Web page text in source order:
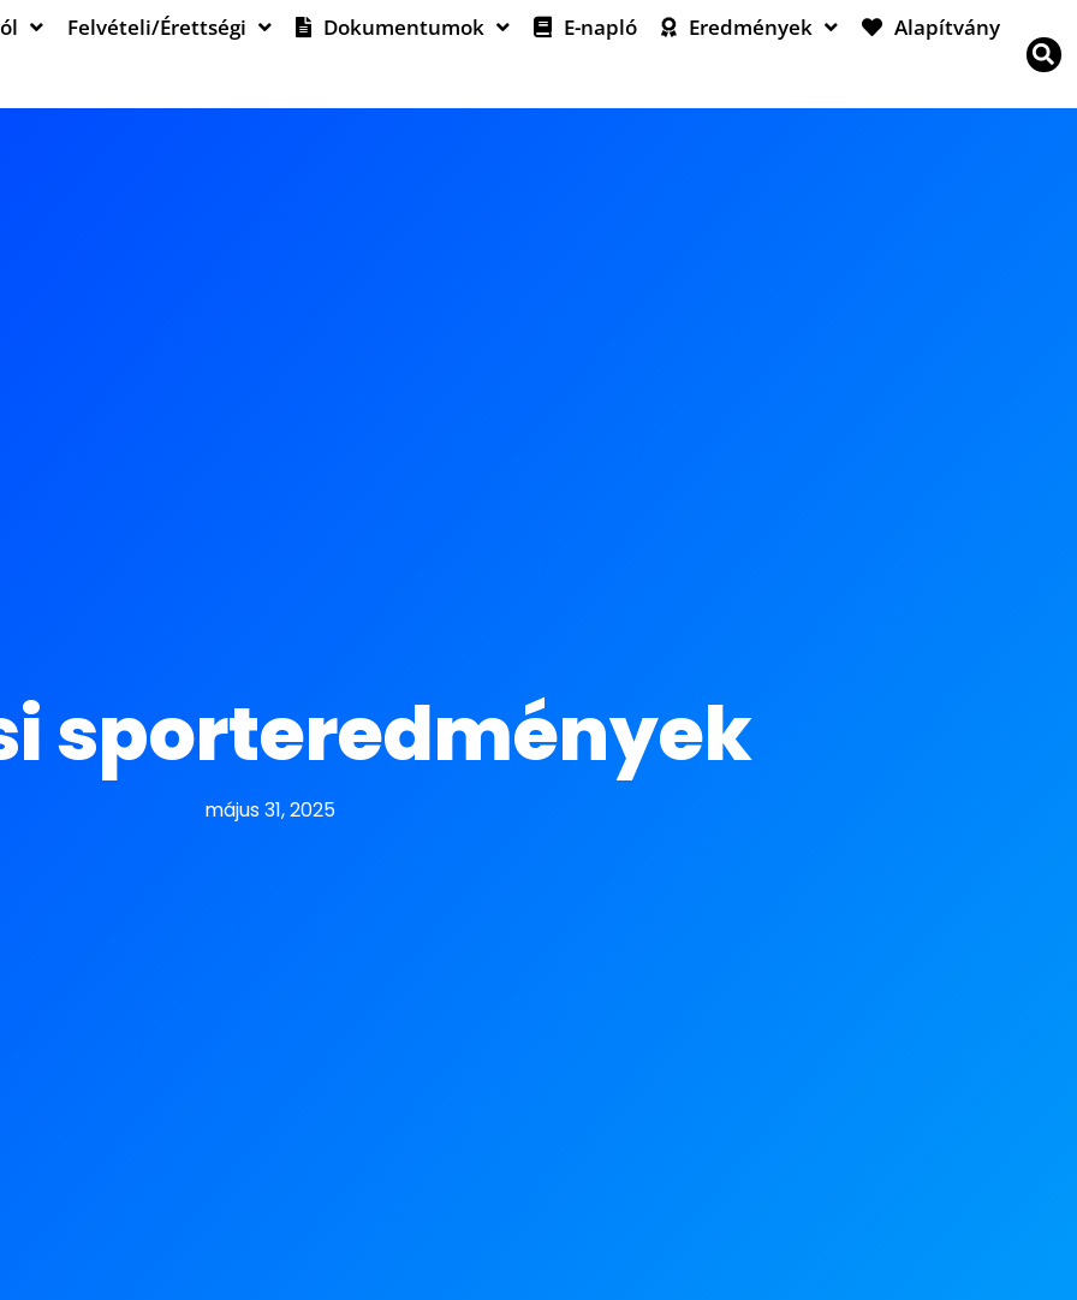
Felvételi/Érettségi Dokumentumok E-napló Eredmények Alapítvány
sporteredmények
május 31, 2025